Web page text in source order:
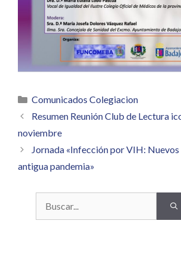
Categorías
Comunicados Colegiacion
Resumen Reunión Club de Lectura
noviembre
Jornada «Infección por VIH: Nuevos
antigua pandemia»